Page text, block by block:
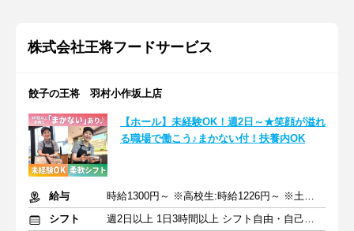
株式会社王将フードサービス
餃子の王将 羽村小作坂上店
【ホール】未経験OK！週2日～★笑顔が溢れ
る職場で働こう♪まかない付！扶養内OK
給与
時給1300円～ ※高校生:時給1226円～ ※土日祝+50円
シフト
週2日以上 1日3時間以上 シフト自由・自己申告